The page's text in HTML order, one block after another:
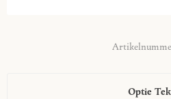
Optie